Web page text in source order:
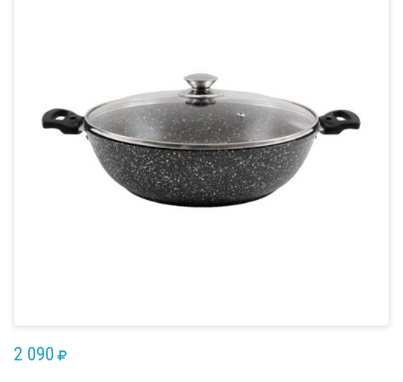
2 090 RUB